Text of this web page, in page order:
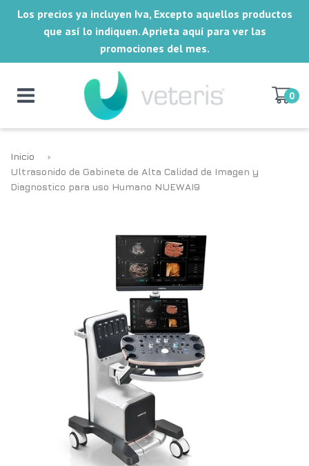
Los precios ya incluyen Iva, Excepto aquellos productos
que así lo indiquen. Aprieta aquí para ver las
promociones del mes.
0
Inicio
›
Ultrasonido de Gabinete de Alta Calidad de Imagen y
Diagnostico para uso Humano NUEWAI9